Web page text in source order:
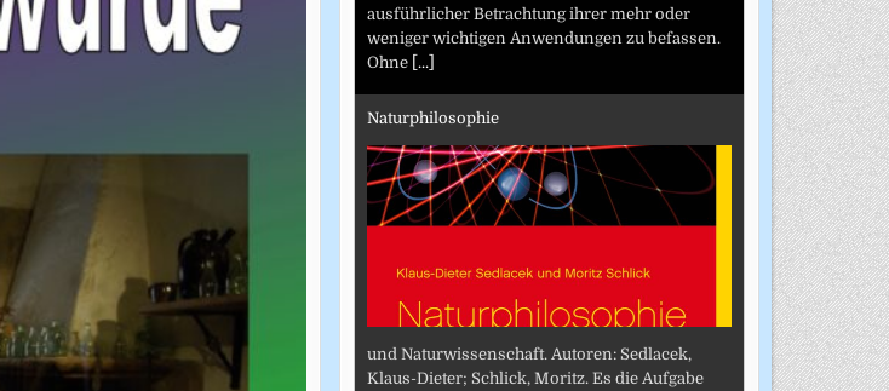
ausführlicher Betrachtung ihrer mehr oder
weniger wichtigen Anwendungen zu befassen.
Ohne [...]
Naturphilosophie
und Naturwissenschaft. Autoren: Sedlacek,
Klaus-Dieter; Schlick, Moritz. Es die Aufgabe